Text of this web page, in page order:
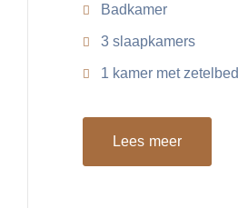
Badkamer
3 slaapkamers
1 kamer met zetelbed
Lees meer